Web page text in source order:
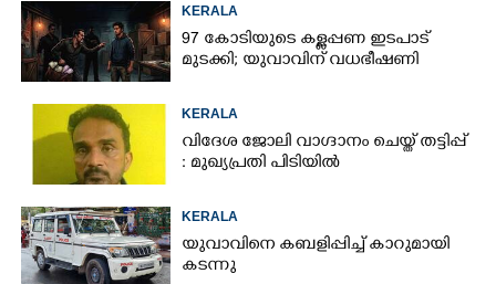
KERALA
97 കോടിയുടെ കള്ളപ്പണ ഇടപാട്
മുടക്കി; യുവാവിന് വധഭീഷണി
KERALA
വിദേശ ജോലി വാഗ്ദാനം ചെയ്ത് തട്ടിപ്പ്
: മുഖ്യപ്രതി പിടിയിൽ
KERALA
യുവാവിനെ കബളിപ്പിച്ച് കാറുമായി
കടന്നു